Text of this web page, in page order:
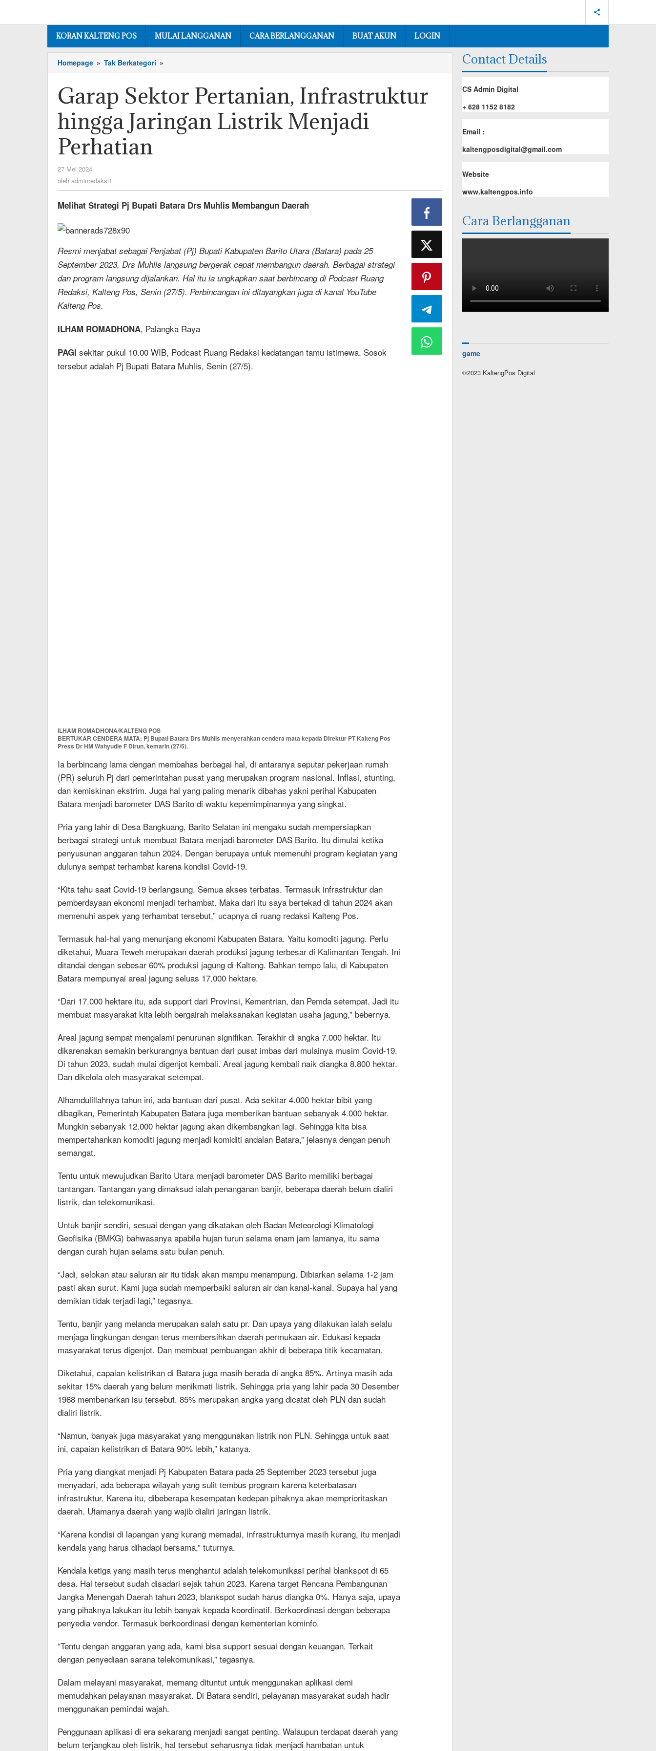
konten
KORAN KALTENG POS MULAI LANGGANAN CARA BERLANGGANAN BUAT AKUN LOGIN
Homepage » Tak Berkategori »
Sektor
Infrastruktur
hingga
Jaringan
Listrik
Menjadi
Garap Sektor Pertanian, Infrastruktur
hingga Jaringan Listrik Menjadi
Perhatian
27 Mei 2024
adminredaksi1
oleh adminredaksi1
Melihat Strategi Pj Bupati Batara Drs Muhlis Membangun Daerah
Resmi menjabat sebagai Penjabat (Pj) Bupati Kabupaten Barito Utara (Batara) pada 25
September 2023, Drs Muhlis langsung bergerak cepat membangun daerah. Berbagai strategi
dan program langsung dijalankan. Hal itu ia ungkapkan saat berbincang di Podcast Ruang
Redaksi, Kalteng Pos, Senin (27/5). Perbincangan ini ditayangkan juga di kanal YouTube
Kalteng Pos.
ILHAM ROMADHONA, Palangka Raya
PAGI sekitar pukul 10.00 WIB, Podcast Ruang Redaksi kedatangan tamu istimewa. Sosok
tersebut adalah Pj Bupati Batara Muhlis, Senin (27/5).
ILHAM ROMADHONA/KALTENG POS
BERTUKAR CENDERA MATA: Pj Bupati Batara Drs Muhlis menyerahkan cendera mata kepada Direktur PT Kalteng Pos
Press Dr HM Wahyudie F Dirun, kemarin (27/5).
Ia berbincang lama dengan membahas berbagai hal, di antaranya seputar pekerjaan rumah
(PR) seluruh Pj dari pemerintahan pusat yang merupakan program nasional. Inflasi, stunting,
dan kemiskinan ekstrim. Juga hal yang paling menarik dibahas yakni perihal Kabupaten
Batara menjadi barometer DAS Barito di waktu kepemimpinannya yang singkat.
Pria yang lahir di Desa Bangkuang, Barito Selatan ini mengaku sudah mempersiapkan
berbagai strategi untuk membuat Batara menjadi barometer DAS Barito. Itu dimulai ketika
penyusunan anggaran tahun 2024. Dengan berupaya untuk memenuhi program kegiatan yang
dulunya sempat terhambat karena kondisi Covid-19.
“Kita tahu saat Covid-19 berlangsung. Semua akses terbatas. Termasuk infrastruktur dan
pemberdayaan ekonomi menjadi terhambat. Maka dari itu saya bertekad di tahun 2024 akan
memenuhi aspek yang terhambat tersebut,” ucapnya di ruang redaksi Kalteng Pos.
Termasuk hal-hal yang menunjang ekonomi Kabupaten Batara. Yaitu komoditi jagung. Perlu
diketahui, Muara Teweh merupakan daerah produksi jagung terbesar di Kalimantan Tengah. Ini
ditandai dengan sebesar 60% produksi jagung di Kalteng. Bahkan tempo lalu, di Kabupaten
Batara mempunyai areal jagung seluas 17.000 hektare.
“Dari 17.000 hektare itu, ada support dari Provinsi, Kementrian, dan Pemda setempat. Jadi itu
membuat masyarakat kita lebih bergairah melaksanakan kegiatan usaha jagung,” bebernya.
Areal jagung sempat mengalami penurunan signifikan. Terakhir di angka 7.000 hektar. Itu
dikarenakan semakin berkurangnya bantuan dari pusat imbas dari mulainya musim Covid-19.
Di tahun 2023, sudah mulai digenjot kembali. Areal jagung kembali naik diangka 8.800 hektar.
Dan dikelola oleh masyarakat setempat.
Alhamdulillahnya tahun ini, ada bantuan dari pusat. Ada sekitar 4.000 hektar bibit yang
dibagikan, Pemerintah Kabupaten Batara juga memberikan bantuan sebanyak 4.000 hektar.
Mungkin sebanyak 12.000 hektar jagung akan dikembangkan lagi. Sehingga kita bisa
mempertahankan komoditi jagung menjadi komiditi andalan Batara,” jelasnya dengan penuh
semangat.
Tentu untuk mewujudkan Barito Utara menjadi barometer DAS Barito memiliki berbagai
tantangan. Tantangan yang dimaksud ialah penanganan banjir, beberapa daerah belum dialiri
listrik, dan telekomunikasi.
Untuk banjir sendiri, sesuai dengan yang dikatakan oleh Badan Meteorologi Klimatologi
Geofisika (BMKG) bahwasanya apabila hujan turun selama enam jam lamanya, itu sama
dengan curah hujan selama satu bulan penuh.
“Jadi, selokan atau saluran air itu tidak akan mampu menampung. Dibiarkan selama 1-2 jam
pasti akan surut. Kami juga sudah memperbaiki saluran air dan kanal-kanal. Supaya hal yang
demikian tidak terjadi lagi,” tegasnya.
Tentu, banjir yang melanda merupakan salah satu pr. Dan upaya yang dilakukan ialah selalu
menjaga lingkungan dengan terus membersihkan daerah permukaan air. Edukasi kepada
masyarakat terus digenjot. Dan membuat pembuangan akhir di beberapa titik kecamatan.
Diketahui, capaian kelistrikan di Batara juga masih berada di angka 85%. Artinya masih ada
sekitar 15% daerah yang belum menikmati listrik. Sehingga pria yang lahir pada 30 Desember
1968 membenarkan isu tersebut. 85% merupakan angka yang dicatat oleh PLN dan sudah
dialiri listrik.
“Namun, banyak juga masyarakat yang menggunakan listrik non PLN. Sehingga untuk saat
ini, capaian kelistrikan di Batara 90% lebih,” katanya.
Pria yang diangkat menjadi Pj Kabupaten Batara pada 25 September 2023 tersebut juga
menyadari, ada beberapa wilayah yang sulit tembus program karena keterbatasan
infrastruktur. Karena itu, dibeberapa kesempatan kedepan pihaknya akan memprioritaskan
daerah. Utamanya daerah yang wajib dialiri jaringan listrik.
“Karena kondisi di lapangan yang kurang memadai, infrastrukturnya masih kurang, itu menjadi
kendala yang harus dihadapi bersama,” tuturnya.
Kendala ketiga yang masih terus menghantui adalah telekomunikasi perihal blankspot di 65
desa. Hal tersebut sudah disadari sejak tahun 2023. Karena target Rencana Pembangunan
Jangka Menengah Daerah tahun 2023, blankspot sudah harus diangka 0%. Hanya saja, upaya
yang pihaknya lakukan itu lebih banyak kepada koordinatif. Berkoordinasi dengan beberapa
penyedia vendor. Termasuk berkoordinasi dengan kementerian kominfo.
“Tentu dengan anggaran yang ada, kami bisa support sesuai dengan keuangan. Terkait
dengan penyediaan sarana telekomunikasi,” tegasnya.
Dalam melayani masyarakat, memang dituntut untuk menggunakan aplikasi demi
memudahkan pelayanan masyarakat. Di Batara sendiri, pelayanan masyarakat sudah hadir
menggunakan pemindai wajah.
Penggunaan aplikasi di era sekarang menjadi sangat penting. Walaupun terdapat daerah yang
belum terjangkau oleh listrik, hal tersebut seharusnya tidak menjadi hambatan untuk
Contact Details
CS Admin Digital
+ 628 1152 8182
Email :
kaltengposdigital@gmail.com
Website
www.kaltengpos.info
Cara Berlangganan
–
game
©2023 KaltengPos Digital